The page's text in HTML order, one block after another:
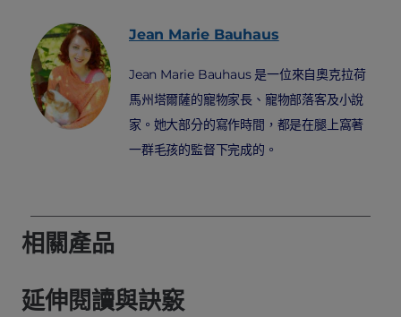
Jean Marie Bauhaus
Jean Marie Bauhaus 是一位來自奧克拉荷
馬州塔爾薩的寵物家長、寵物部落客及小說
家。她大部分的寫作時間，都是在腿上窩著
一群毛孩的監督下完成的。
相關產品
延伸閱讀與訣竅